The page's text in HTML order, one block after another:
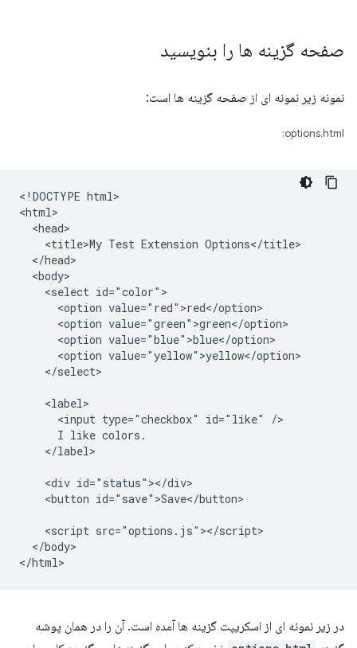
صفحه گزینه ها را بنویسید
نمونه زیر نمونه ای از صفحه گزینه ها است:
options.html:
<!DOCTYPE html>
<html>
  <head>
    <title>My Test Extension Options</title>
  </head>
  <body>
    <select id="color">
      <option value="red">red</option>
      <option value="green">green</option>
      <option value="blue">blue</option>
      <option value="yellow">yellow</option>
    </select>
    <label>
      <input type="checkbox" id="like" />
      I like colors.
    </label>
    <div id="status"></div>
    <button id="save">Save</button>
    <script src="options.js"></script>
  </body>
در زیر نمونه ای از اسکریپت گزینه ها آمده است. آن را در همان پوشه